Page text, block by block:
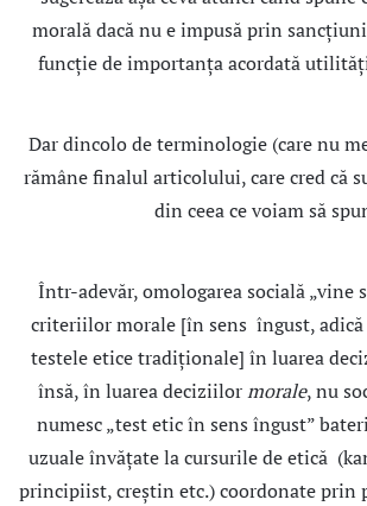
morală dacă nu e impusă prin
funcţie de importanţa acordată
Dar dincolo de terminologie (care nu
rămâne finalul articolului, care cred că
din ceea ce voiam să
Într-adevăr, omologarea socială „vine
criteriilor morale [în sens îngust, adică
testele etice tradiţionale] în luarea
însă, în luarea deciziilormorale, nu
numesc „test etic în sens îngust”
uzuale învăţate la cursurile de etică
principiist, creştin etc.) coordonate prin